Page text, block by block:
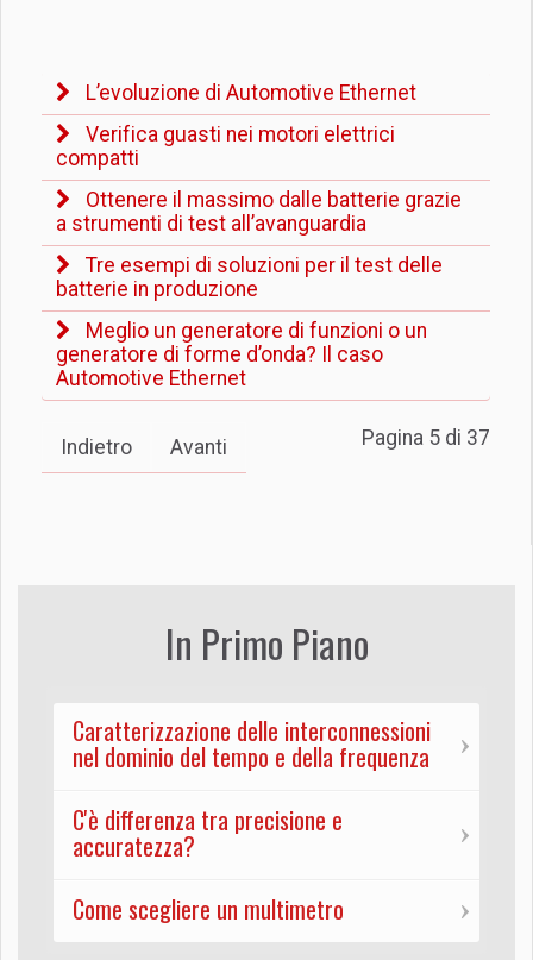
L’evoluzione di Automotive Ethernet
Verifica guasti nei motori elettrici
compatti
Ottenere il massimo dalle batterie grazie
a strumenti di test all’avanguardia
Tre esempi di soluzioni per il test delle
batterie in produzione
Meglio un generatore di funzioni o un
generatore di forme d’onda? Il caso
Automotive Ethernet
Pagina 5 di 37
Indietro Avanti
In Primo Piano
Caratterizzazione delle interconnessioni
nel dominio del tempo e della frequenza
C'è differenza tra precisione e
accuratezza?
Come scegliere un multimetro